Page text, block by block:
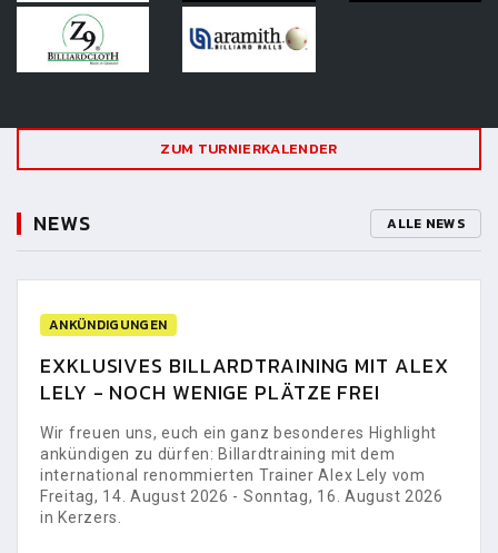
ZUM TURNIERKALENDER
NEWS ALLE NEWS
ANKÜNDIGUNGEN
EXKLUSIVES BILLARDTRAINING MIT ALEX
LELY - NOCH WENIGE PLÄTZE FREI
Wir freuen uns, euch ein ganz besonderes Highlight
ankündigen zu dürfen: Billardtraining mit dem
international renommierten Trainer Alex Lely vom
Freitag, 14. August 2026 - Sonntag, 16. August 2026
in Kerzers.